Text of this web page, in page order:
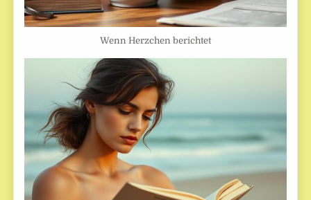
Wenn Herzchen berichtet